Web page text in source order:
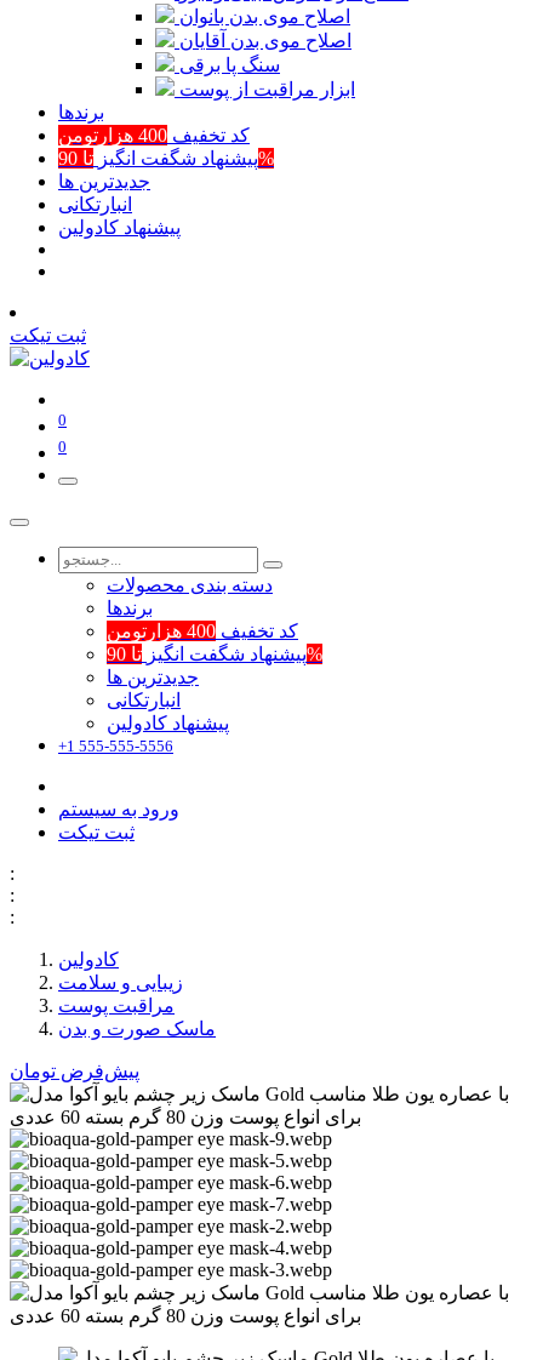
اصلاح موی بدن بانوان
اصلاح موی بدن آقایان
سنگ پا برقی
ابزار مراقبت از پوست
برند‌ها
کد تخفیف 400 هزارتومن
پیشنهاد شگفت انگیزتا 90%
جدیدترین ها
انبارتکانی
پیشنهاد کادولین
ثبت تیکت
0
0
دسته بندی محصولات
برند‌ها
کد تخفیف 400 هزارتومن
پیشنهاد شگفت انگیزتا 90%
جدیدترین ها
انبارتکانی
پیشنهاد کادولین
+1 555-555-5556
ورود به سیستم
ثبت تیکت
:
:
:
کادولین
زیبایی و سلامت
مراقبت پوست
ماسک صورت و بدن
پیش‌فرض تومان